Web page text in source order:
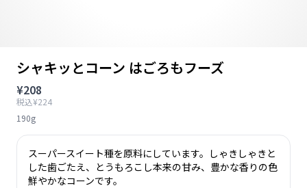
シャキッとコーン はごろもフーズ
¥208
税込¥224
190g
スーパースイート種を原料にしています。しゃきしゃきと
した歯ごたえ、とうもろこし本来の甘み、豊かな香りの色
鮮やかなコーンです。